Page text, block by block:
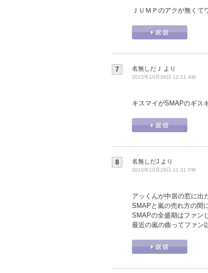
ＪＵＭＰのアクが無くて
7 名無しだＪ より
2015年10月26日 12:11 AM
キスマイがSMAPのギス
8 名無しだJ より
2015年10月29日 11:31 PM
アッくんが中居の窓に出
SMAPと嵐の売れ方の間
SMAPの全盛期はファン
最近の嵐の曲ってファン